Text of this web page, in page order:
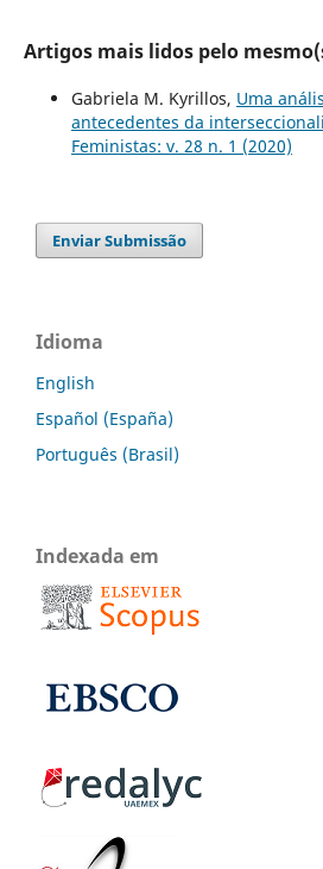
Artigos mais lidos pelo
Gabriela M. Kyrillos, Uma
antecedentes da
Feministas: v. 28 n. 1 (2020)
Enviar Submissão
Idioma
English
Español (España)
Português (Brasil)
Indexada em